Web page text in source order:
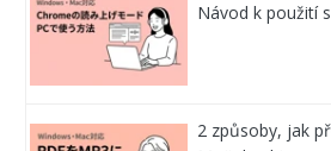
Návod k použití
2 způsoby, jak